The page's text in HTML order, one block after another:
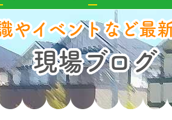
やイベントなど最
現場ブログ